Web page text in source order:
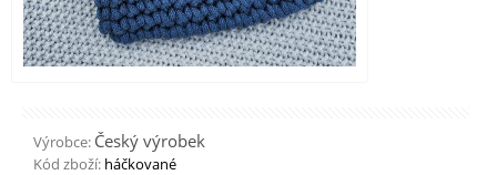
Výrobce: Český výrobek
Kód zboží: háčkované